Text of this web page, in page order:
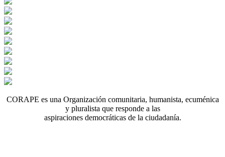
CORAPE es una Organización comunitaria, humanista, ecuménica
y pluralista que responde a las
aspiraciones democráticas de la ciudadanía.